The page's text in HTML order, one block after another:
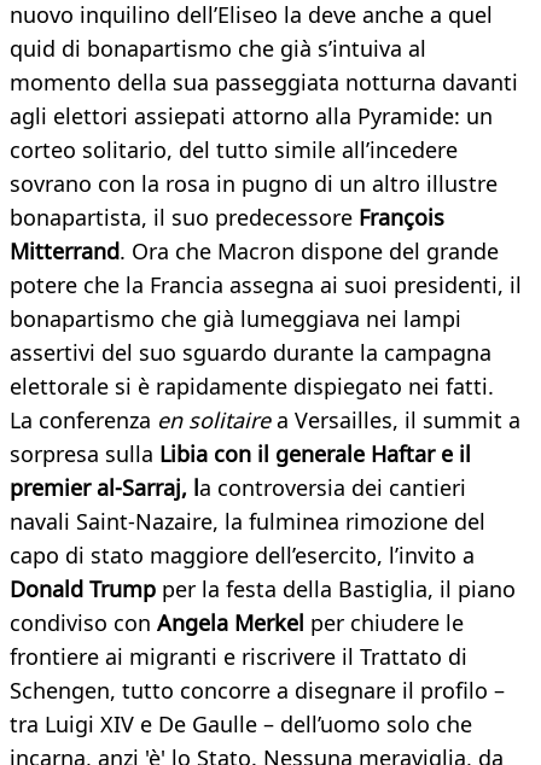
nuovo inquilino dell’Eliseo la deve anche a quel
quid di bonapartismo che già s’intuiva al
momento della sua passeggiata notturna davanti
agli elettori assiepati attorno alla Pyramide: un
corteo solitario, del tutto simile all’incedere
sovrano con la rosa in pugno di un altro illustre
bonapartista, il suo predecessore François
Mitterrand. Ora che Macron dispone del grande
potere che la Francia assegna ai suoi presidenti, il
bonapartismo che già lumeggiava nei lampi
assertivi del suo sguardo durante la campagna
elettorale si è rapidamente dispiegato nei fatti.
La conferenza en solitairea Versailles, il summit a
sorpresa sulla Libia con il generale Haftar e il
premier al-Sarraj, la controversia dei cantieri
navali Saint-Nazaire, la fulminea rimozione del
capo di stato maggiore dell’esercito, l’invito a
Donald Trump per la festa della Bastiglia, il piano
condiviso con Angela Merkel per chiudere le
frontiere ai migranti e riscrivere il Trattato di
Schengen, tutto concorre a disegnare il profilo –
tra Luigi XIV e De Gaulle – dell’uomo solo che
incarna, anzi 'è' lo Stato. Nessuna meraviglia, da